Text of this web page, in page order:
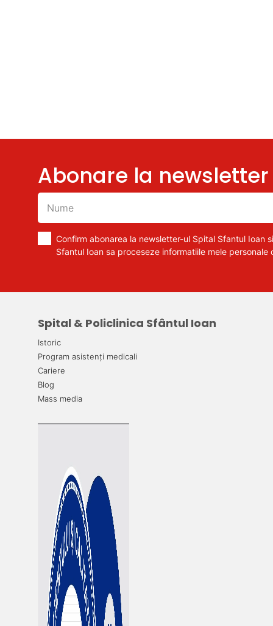
Abonare la newsletter
Confirm abonarea la newsletter-ul Spital Sfantul
Sfantul Ioan sa proceseze informatiile mele personale
Spital & Policlinica Sfântul Ioan
Istoric
Program asistenți medicali
Cariere
Blog
Mass media